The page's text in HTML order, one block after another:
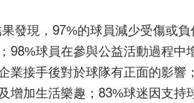
發現，97%的球員減少受傷或
98%球員在參與公益活動過程中
業接手後對於球隊有正面的影響
增加生活樂趣；83%球迷因支持